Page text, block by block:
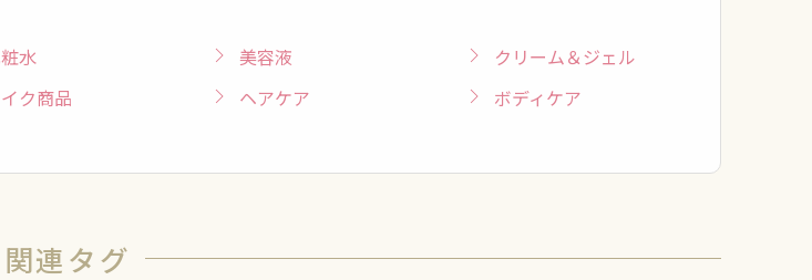
水 美容液
クリーム＆ジェル
ク商品 ヘアケア
ボディケア
関連タグ